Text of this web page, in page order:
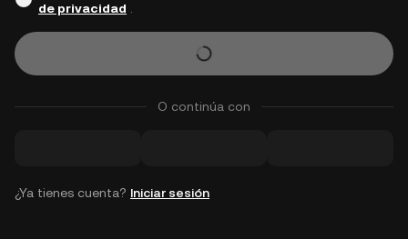
de privacidad
O continúa con
¿Ya tienes cuenta? Iniciar sesión